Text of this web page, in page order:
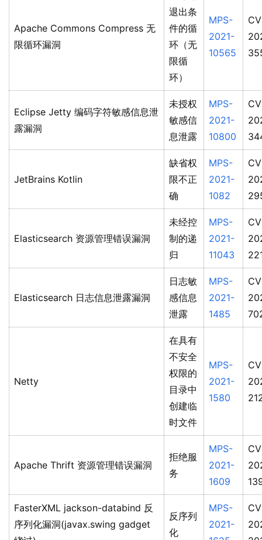
Apache Commons Compress 无
限循环漏洞
退出条
件的循
环（无
限循
环）
MPS-
2021-
10565
Eclipse Jetty 编码字符敏感信息泄
露漏洞
未授权
敏感信
息泄露
MPS-
2021-
10800
JetBrains Kotlin
缺省权
限不正
确
MPS-
2021-
1082
Elasticsearch 资源管理错误漏洞
未经控
制的递
归
MPS-
2021-
11043
Elasticsearch 日志信息泄露漏洞
日志敏
感信息
泄露
MPS-
2021-
1485
Netty
在具有
不安全
权限的
目录中
创建临
时文件
MPS-
2021-
1580
Apache Thrift 资源管理错误漏洞
拒绝服
务
MPS-
2021-
1609
FasterXML jackson-databind 反
序列化漏洞(javax.swing gadget
反序列
化
MPS-
2021-